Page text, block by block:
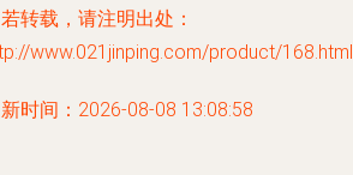
转载，请注明出处：
www.021jinping.com/product/168.html
时间：2026-08-08 13:08:58